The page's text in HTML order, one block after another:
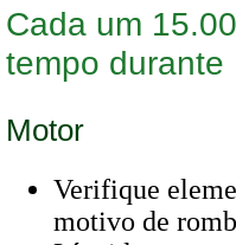
Cada um
tempo durante
Motor
Verifique
motivo de